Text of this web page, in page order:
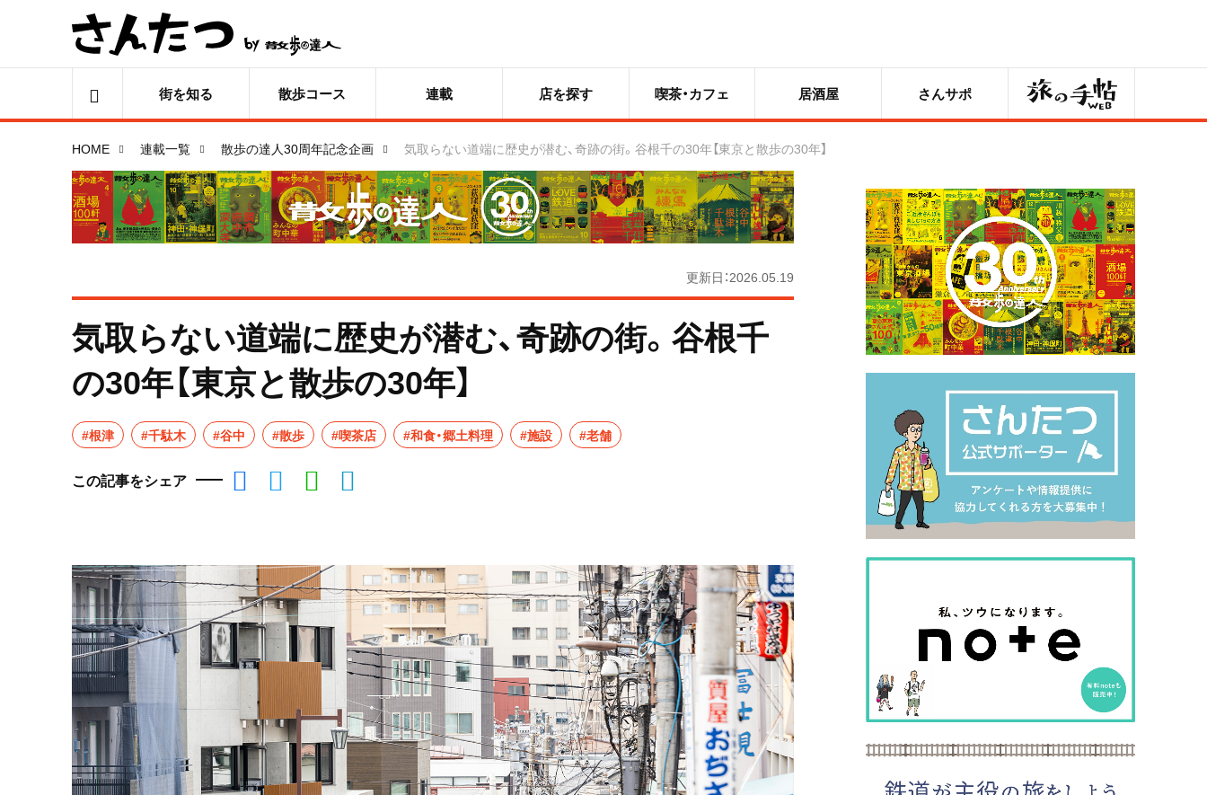
街を知る 散歩コース 連載 店を探す 喫茶・カフェ 居酒屋 さんサポ 旅の手帖
HOME 連載一覧 散歩の達人30周年記念企画 気取らない道端に歴史が潜む、奇跡の街。谷根千の30年【東京と散歩の30年】
更新日：2026.05.19
気取らない道端に歴史が潜む、奇跡の街。谷根千
の30年【東京と散歩の30年】
#根津 #千駄木 #谷中 #散歩 #喫茶店 #和食・郷土料理 #施設 #老舗
この記事をシェア